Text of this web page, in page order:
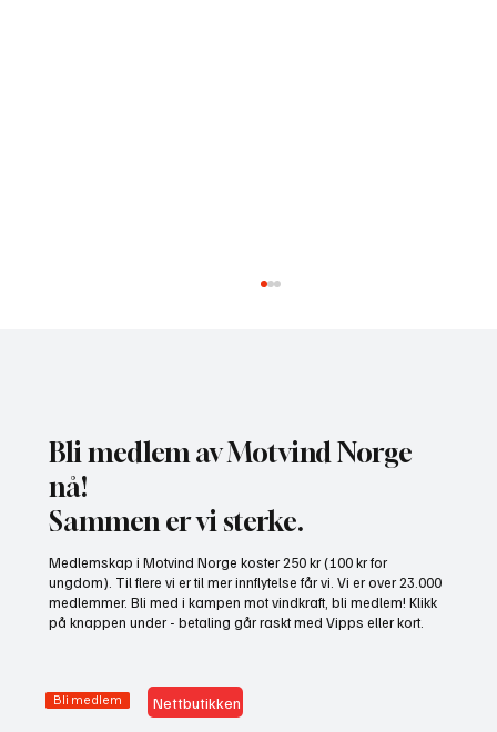
presse fram mer vindkraft
Bli medlem av Motvind Norge
nå!
Sammen er vi sterke.
Medlemskap i Motvind Norge koster 250 kr (100 kr for
ungdom). Til flere vi er til mer innflytelse får vi. Vi er over 23.000
medlemmer. Bli med i kampen mot vindkraft, bli medlem! Klikk
på knappen under - betaling går raskt med Vipps eller kort.
Bli medlem Nettbutikken